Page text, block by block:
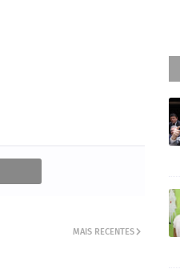
MAIS RECENTES